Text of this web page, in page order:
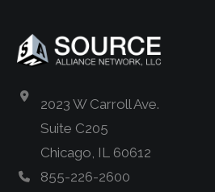
2023 W Carroll Ave.
Suite C205
Chicago, IL 60612
855-226-2600